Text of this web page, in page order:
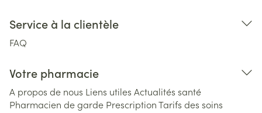
Service à la clientèle
FAQ
Votre pharmacie
A propos de nous Liens utiles Actualités santé
Pharmacien de garde PrescriptionTarifs des soins